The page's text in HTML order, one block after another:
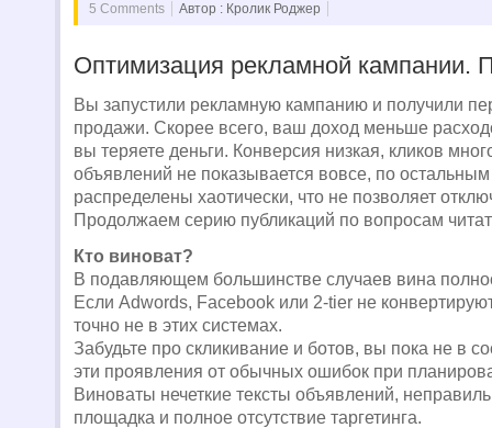
5 Comments Автор : Кролик Роджер
Оптимизация рекламной кампании.
Вы запустили рекламную кампанию и получили
продажи. Скорее всего, ваш доход меньше
вы теряете деньги. Конверсия низкая, кликов
объявлений не показывается вовсе, по
распределены хаотически, что не позволяет
Продолжаем серию публикаций по вопросам
Кто виноват?
В подавляющем большинстве случаев вина
Если Adwords, Facebook или 2-tier не
точно не в этих системах.
Забудьте про скликивание и ботов, вы пока не в
эти проявления от обычных ошибок при
Виноваты нечеткие тексты объявлений,
площадка и полное отсутствие таргетинга.